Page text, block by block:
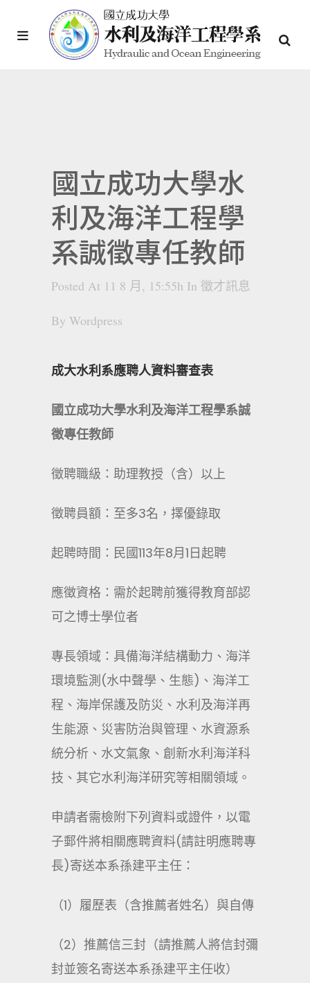
國立成功大學水
利及海洋工程學
系誠徵專任教師
Posted At 11 8 月, 15:55h In 徵才訊息
By Wordpress
成大水利系應聘人資料審查表
國立成功大學水利及海洋工程學系誠
徵專任教師
徵聘職級：助理教授（含）以上
徵聘員額：至多3名，擇優錄取
起聘時間：民國113年8月1日起聘
應徵資格：需於起聘前獲得教育部認
可之博士學位者
專長領域：具備海洋結構動力、海洋
環境監測(水中聲學、生態)、海洋工
程、海岸保護及防災、水利及海洋再
生能源、災害防治與管理、水資源系
統分析、水文氣象、創新水利海洋科
技、其它水利海洋研究等相關領域。
申請者需檢附下列資料或證件，以電
子郵件將相關應聘資料(請註明應聘專
長)寄送本系孫建平主任：
（1）履歷表（含推薦者姓名）與自傳
（2）推薦信三封（請推薦人將信封彌
封並簽名寄送本系孫建平主任收）